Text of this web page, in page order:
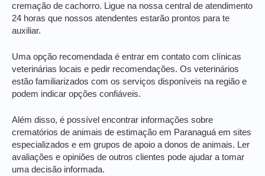
cremação de cachorro. Ligue na nossa central de atendimento
24 horas que nossos atendentes estarão prontos para te
auxiliar.
Uma opção recomendada é entrar em contato com clínicas
veterinárias locais e pedir recomendações. Os veterinários
estão familiarizados com os serviços disponíveis na região e
podem indicar opções confiáveis.
Além disso, é possível encontrar informações sobre
crematórios de animais de estimação em Paranaguá em sites
especializados e em grupos de apoio a donos de animais. Ler
avaliações e opiniões de outros clientes pode ajudar a tomar
uma decisão informada.